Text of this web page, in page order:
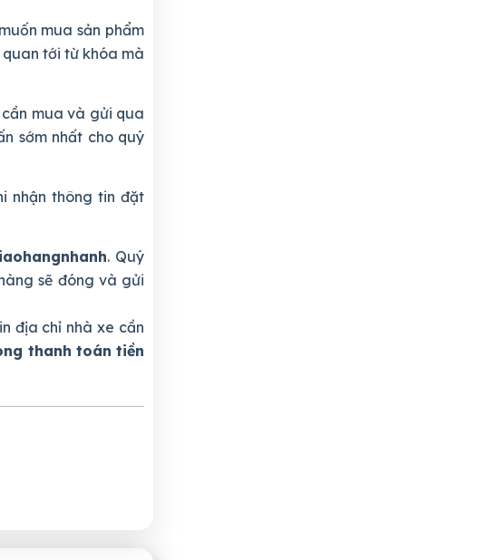
mua sản phẩm
quan tới từ khóa mà
mua và gửi qua
sớm nhất cho quý
nhận thông tin đặt
. Quý
sẽ đóng và gửi
địa chỉ nhà xe cần
thanh toán tiền